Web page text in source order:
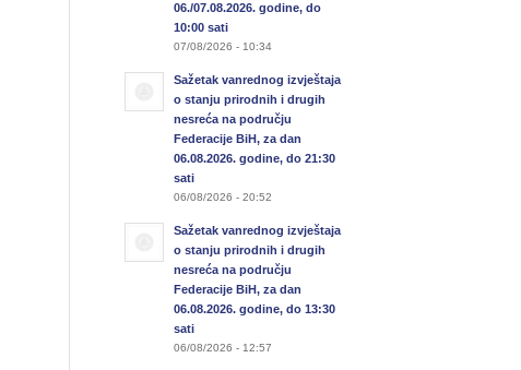
06./07.08.2026. godine, do
10:00 sati
07/08/2026 - 10:34
Sažetak vanrednog izvještaja
o stanju prirodnih i drugih
nesreća na području
Federacije BiH, za dan
06.08.2026. godine, do 21:30
sati
06/08/2026 - 20:52
Sažetak vanrednog izvještaja
o stanju prirodnih i drugih
nesreća na području
Federacije BiH, za dan
06.08.2026. godine, do 13:30
sati
06/08/2026 - 12:57